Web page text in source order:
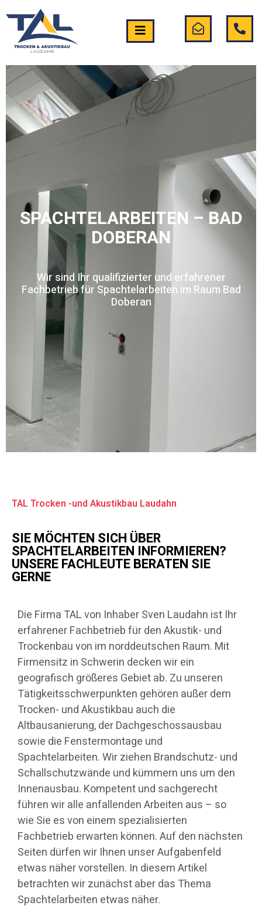
SPACHTELARBEITEN – BAD
DOBERAN
Wir sind Ihr qualifizierter und erfahrener
Fachbetrieb für Spachtelarbeiten im Raum Bad
Doberan
TAL Trocken -und Akustikbau Laudahn
SIE MÖCHTEN SICH ÜBER
SPACHTELARBEITEN INFORMIEREN?
UNSERE FACHLEUTE BERATEN SIE
GERNE
Die Firma TAL von Inhaber Sven Laudahn ist Ihr
erfahrener Fachbetrieb für den Akustik- und
Trockenbau von im norddeutschen Raum. Mit
Firmensitz in Schwerin decken wir ein
geografisch größeres Gebiet ab. Zu unseren
Tätigkeitsschwerpunkten gehören außer dem
Trocken- und Akustikbau auch die
Altbausanierung, der Dachgeschossausbau
sowie die Fenstermontage und
Spachtelarbeiten. Wir ziehen Brandschutz- und
Schallschutzwände und kümmern uns um den
Innenausbau. Kompetent und sachgerecht
führen wir alle anfallenden Arbeiten aus – so
wie Sie es von einem spezialisierten
Fachbetrieb erwarten können. Auf den nächsten
Seiten dürfen wir Ihnen unser Aufgabenfeld
etwas näher vorstellen. In diesem Artikel
betrachten wir zunächst aber das Thema
Spachtelarbeiten etwas näher.